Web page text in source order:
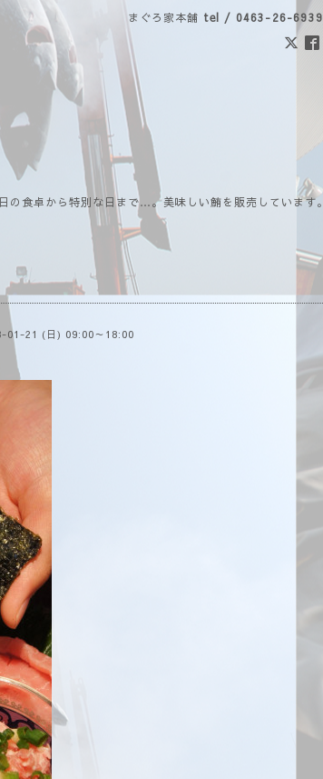
まぐろ家本舗 tel / 0463-26-6939
食卓から特別な日まで…。美味しい鮪を販売しています。
01-21 (日) 09:00～18:00